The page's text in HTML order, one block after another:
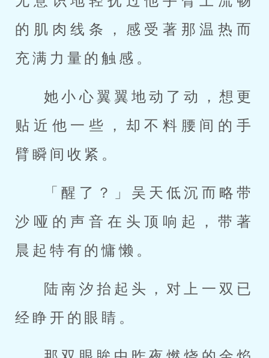
的肌肉线条，感受著那温热而
充满力量的触感。
她小心翼翼地动了动，想更
贴近他一些，却不料腰间的手
臂瞬间收紧。
「醒了？」吴天低沉而略带
沙哑的声音在头顶响起，带著
晨起特有的慵懒。
陆南汐抬起头，对上一双已
经睁开的眼睛。